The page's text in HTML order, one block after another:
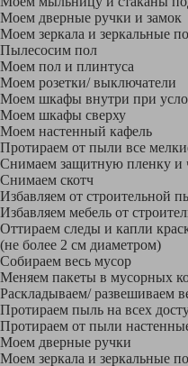
Моем дверные ручки и замок
Моем зеркала и зеркальные
Пылесосим пол
Моем пол и плинтуса
Моем розетки/ выключатели
Моем шкафы внутри при
Моем шкафы сверху
Моем настенный кафель
Протираем от пыли все
Снимаем защитную пленку и
Снимаем скотч
Избавляем от строительной
Избавляем мебель от
Оттираем следы и капли
(не более 2 см диаметром)
Собираем весь мусор
Меняем пакеты в мусорных
Раскладываем/ развешиваем
Протираем пыль на всех
Протираем от пыли
Моем дверные ручки
Моем зеркала и зеркальные